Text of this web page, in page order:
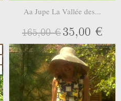
Aa Jupe La Vallée des...
165,00 €35,00 €